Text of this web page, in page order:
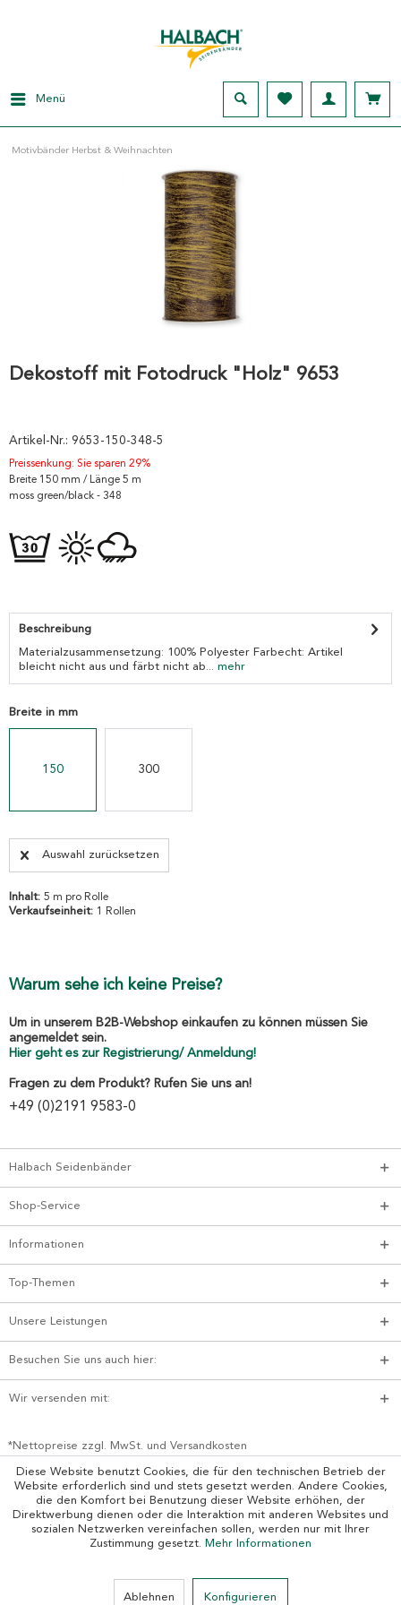
Menü
Motivbänder Herbst & Weihnachten
Dekostoff mit Fotodruck "Holz" 9653
Artikel-Nr.: 9653-150-348-5
Preissenkung: Sie sparen 29%
Breite 150 mm / Länge 5 m
moss green/black - 348
Beschreibung
Materialzusammensetzung: 100% Polyester Farbecht: Artikel
bleicht nicht aus und färbt nicht ab... mehr
Breite in mm
150 300
Auswahl zurücksetzen
Inhalt: 5 m pro Rolle
Verkaufseinheit: 1 Rollen
Warum sehe ich keine Preise?
Um in unserem B2B-Webshop einkaufen zu können müssen Sie
angemeldet sein.
Hier geht es zur Registrierung/ Anmeldung!
Fragen zu dem Produkt? Rufen Sie uns an!
+49 (0)2191 9583-0
Halbach Seidenbänder
Shop-Service
Informationen
Top-Themen
Unsere Leistungen
Besuchen Sie uns auch hier:
Wir versenden mit:
*Nettopreise zzgl. MwSt. und Versandkosten
Diese Website benutzt Cookies, die für den technischen Betrieb der
Website erforderlich sind und stets gesetzt werden. Andere Cookies,
die den Komfort bei Benutzung dieser Website erhöhen, der
Direktwerbung dienen oder die Interaktion mit anderen Websites und
sozialen Netzwerken vereinfachen sollen, werden nur mit Ihrer
Zustimmung gesetzt. Mehr Informationen
Ablehnen Konfigurieren